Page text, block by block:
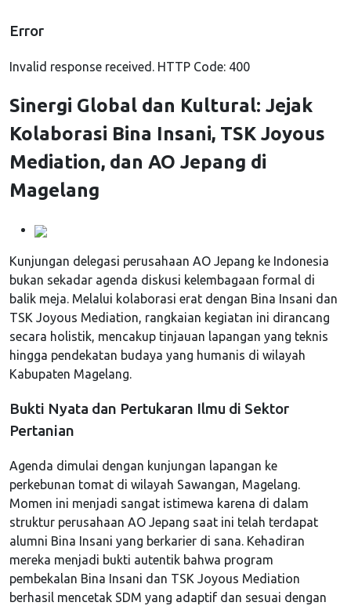
Error
Invalid response received. HTTP Code: 400
Sinergi Global dan Kultural: Jejak
Kolaborasi Bina Insani, TSK Joyous
Mediation, dan AO Jepang di
Magelang
Kunjungan delegasi perusahaan AO Jepang ke Indonesia
bukan sekadar agenda diskusi kelembagaan formal di
balik meja. Melalui kolaborasi erat dengan Bina Insani dan
TSK Joyous Mediation, rangkaian kegiatan ini dirancang
secara holistik, mencakup tinjauan lapangan yang teknis
hingga pendekatan budaya yang humanis di wilayah
Kabupaten Magelang.
Bukti Nyata dan Pertukaran Ilmu di Sektor
Pertanian
Agenda dimulai dengan kunjungan lapangan ke
perkebunan tomat di wilayah Sawangan, Magelang.
Momen ini menjadi sangat istimewa karena di dalam
struktur perusahaan AO Jepang saat ini telah terdapat
alumni Bina Insani yang berkarier di sana. Kehadiran
mereka menjadi bukti autentik bahwa program
pembekalan Bina Insani dan TSK Joyous Mediation
berhasil mencetak SDM yang adaptif dan sesuai dengan